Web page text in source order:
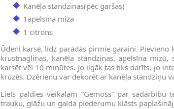
Kanēļa standziņas(pēc garšas)
1apelsīna miza
1 citrons
Ūdeni karsē, līdz parādās pirmie garaiņi.
krustnagliņas, kanēļa standziņas, apelsīna
karsēt vēl 10 minūtes. Jo ilgāk tas tiks darīts, jo
krūzēs. Dzērienu var dekorēt ar kanēļa standziņu
Liels paldies veikalam “Gemoss” par
trauku, glāžu un galda piederumu klāsts